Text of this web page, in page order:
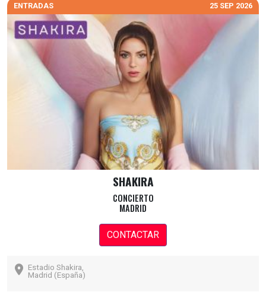
ENTRADAS 25 SEP 2026
SHAKIRA
CONCIERTO
MADRID
CONTACTAR
Estadio Shakira,
Madrid (España)